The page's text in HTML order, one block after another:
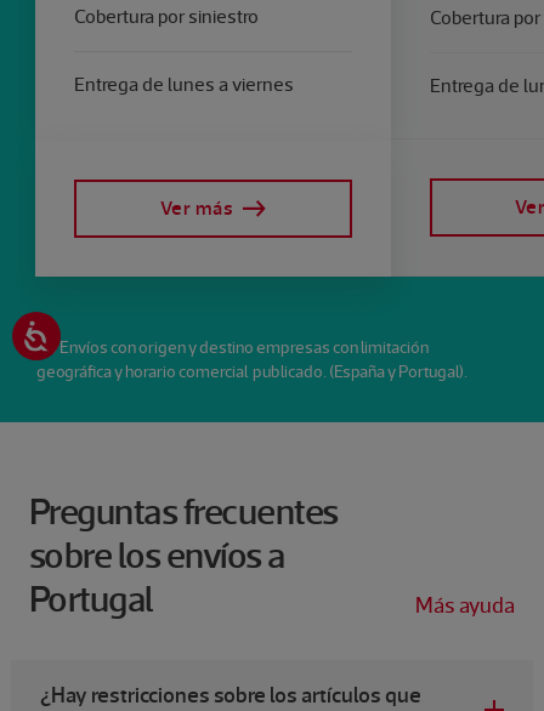
Cobertura por siniestro
Entrega de lunes a viernes
Ver más
Cobertura
Entrega de
( * ) Envíos con origen y destino empresas con limitación
geográfica y horario comercial publicado. (España y Portugal).​
Preguntas frecuentes
sobre los envíos a
Portugal
Más ayuda
¿Hay restricciones sobre los artículos que